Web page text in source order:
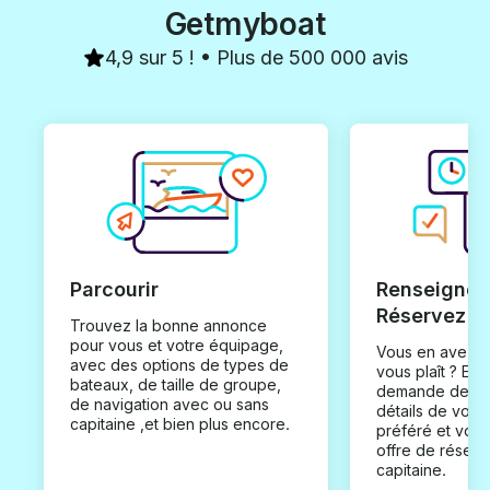
Getmyboat
4,9 sur 5 ! • Plus de 500 000 avis
Parcourir
Trouvez la bonne annonce
pour vous et votre équipage,
avec des options de types de
bateaux, de taille de groupe,
de navigation avec ou sans
capitaine ,et bien plus encore.
Réservez
Vous en avez
vous plaît ?
demande de
détails de
préféré et
offre de
capitaine.